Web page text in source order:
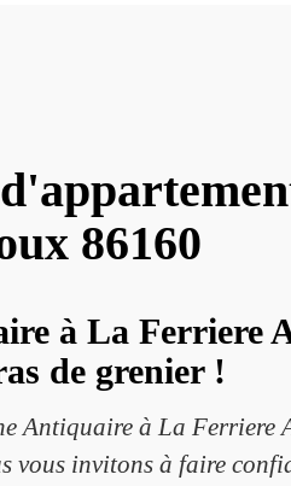
86160
à La Ferriere
de grenier !
Antiquaire à La Ferriere
invitons à faire